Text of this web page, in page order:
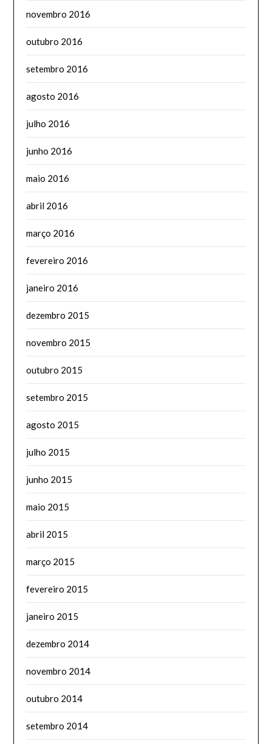
novembro 2016
outubro 2016
setembro 2016
agosto 2016
julho 2016
junho 2016
maio 2016
abril 2016
março 2016
fevereiro 2016
janeiro 2016
dezembro 2015
novembro 2015
outubro 2015
setembro 2015
agosto 2015
julho 2015
junho 2015
maio 2015
abril 2015
março 2015
fevereiro 2015
janeiro 2015
dezembro 2014
novembro 2014
outubro 2014
setembro 2014